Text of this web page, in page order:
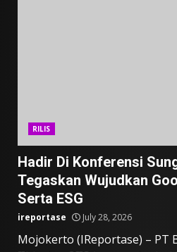
RILIS
Hadir Di Konferensi
Tegaskan Wujudkan
Serta ESG
ireportase July 28, 2026
Mojokerto (IReportase) – PT